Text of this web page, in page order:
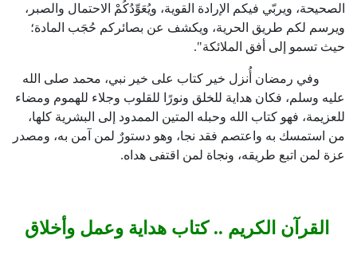
الصحيحة، ويربّي فيكم الإرادة القوية، ويُعَوِّدُكُمْ الاحتمال والصبر،
ويرسم لكم طريق الحرية، ويكشف عن بصائركم حُجَب المادة؛
حيث تسمو إلى أفق الملائكة".
وفي رمضان أُنزل خير كتاب على خير نبي، محمد صلى الله
عليه وسلم، فكان هداية للخلق ونورًا للقلوب وجلاء للهموم ومضاء
للعزيمة، فهو كتاب الله وحبله المتين الممدود إلى البشرية كلها،
من استمسك به واعتصم فقد نجا، وهو دستورٌ لمن آمن به، ومصدر
عزة لمن اتبع طريقه، ونجاة لمن اقتفى هداه.
القرآن الكريم .. كتاب هداية وعمل وأخلاق